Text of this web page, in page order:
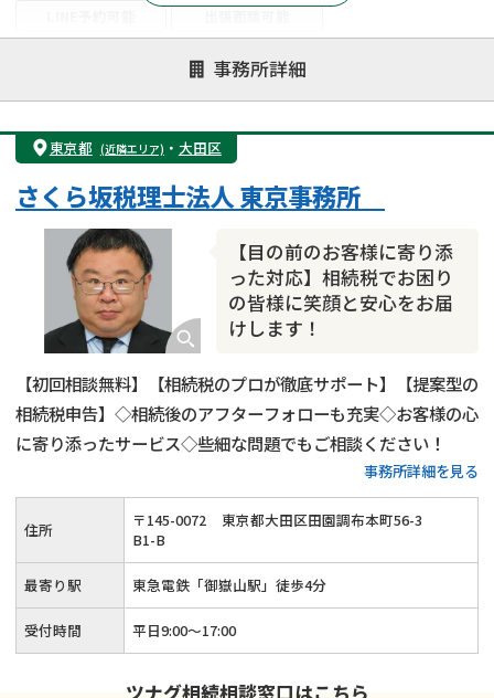
遺言書作成・遺言執行
相続放棄
相続登記
遺産分割
遺留分侵害額請求
相続税申告
相続手続き
銀行手続き
成年後見・任意後見
贈与税
相続人調査
相続トラブル
事務所詳細
東京都 (近隣エリア) ・ 大田区
【目の前のお客様に寄り添
った対応】相続税でお困り
の皆様に笑顔と安心をお届
けします！
さくら坂税理士法人 東京事務所
【初回相談無料】【相続税のプロが徹底サポート】【提案型の
相続税申告】◇相続後のアフターフォローも充実◇お客様の心
に寄り添ったサービス◇些細な問題でもご相談ください！
事務所詳細を見る
住所 〒145-0072
東京都大田区田園調布本町56-3
B1-B
最寄り駅 東急電鉄「御嶽山駅」徒歩4分
受付時間 平日9:00〜17:00
ツナグ相続相談窓口はこちら